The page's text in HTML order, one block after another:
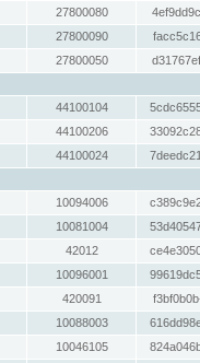
27800080
27800090
27800050
44100104
44100206
44100024
10094006
10081004
42012
10096001
420091
10088003
10046105